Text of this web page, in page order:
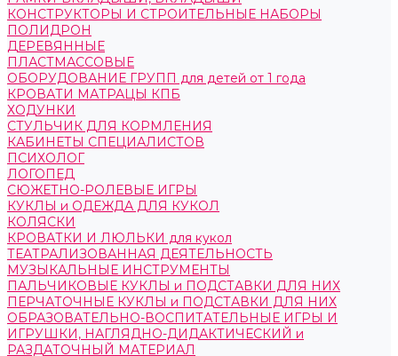
КОНСТРУКТОРЫ И СТРОИТЕЛЬНЫЕ НАБОРЫ
ПОЛИДРОН
ДЕРЕВЯННЫЕ
ПЛАСТМАССОВЫЕ
ОБОРУДОВАНИЕ ГРУПП для детей от 1 года
КРОВАТИ МАТРАЦЫ КПБ
ХОДУНКИ
СТУЛЬЧИК ДЛЯ КОРМЛЕНИЯ
КАБИНЕТЫ СПЕЦИАЛИСТОВ
ПСИХОЛОГ
ЛОГОПЕД
СЮЖЕТНО-РОЛЕВЫЕ ИГРЫ
КУКЛЫ и ОДЕЖДА ДЛЯ КУКОЛ
КОЛЯСКИ
КРОВАТКИ И ЛЮЛЬКИ для кукол
ТЕАТРАЛИЗОВАННАЯ ДЕЯТЕЛЬНОСТЬ
МУЗЫКАЛЬНЫЕ ИНСТРУМЕНТЫ
ПАЛЬЧИКОВЫЕ КУКЛЫ и ПОДСТАВКИ ДЛЯ НИХ
ПЕРЧАТОЧНЫЕ КУКЛЫ и ПОДСТАВКИ ДЛЯ НИХ
ОБРАЗОВАТЕЛЬНО-ВОСПИТАТЕЛЬНЫЕ ИГРЫ И
ИГРУШКИ, НАГЛЯДНО-ДИДАКТИЧЕСКИЙ и
РАЗДАТОЧНЫЙ МАТЕРИАЛ